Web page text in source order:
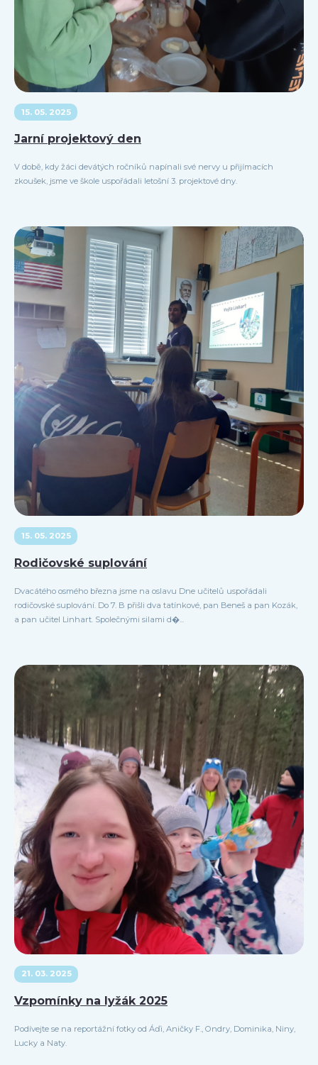
15. 05. 2025
Jarní projektový den
V době, kdy žáci devátých ročníků napínali své nervy u přijímacích
zkoušek, jsme ve škole uspořádali letošní 3. projektové dny.
15. 05. 2025
Rodičovské suplování
Dvacátého osmého března jsme na oslavu Dne učitelů uspořádali
rodičovské suplování. Do 7. B přišli dva tatínkové, pan Beneš a pan Kozák,
a pan učitel Linhart. Společnými silami d�...
21. 03. 2025
Vzpomínky na lyžák 2025
Podívejte se na reportážní fotky od Áďi, Aničky F., Ondry, Dominika, Niny,
Lucky a Naty.